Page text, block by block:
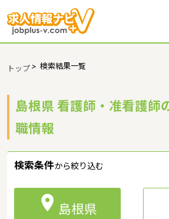
トップ> 検索結果一覧
島根県 看護師・准看護師
職情報
検索条件から絞り込む
 島根県